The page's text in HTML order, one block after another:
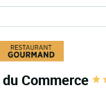
Commerce